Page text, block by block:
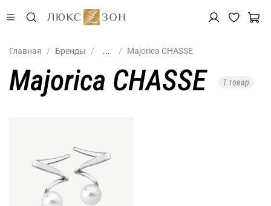
Главная Бренды ... Majorica CHASSE
Majorica CHASSE 1 товар